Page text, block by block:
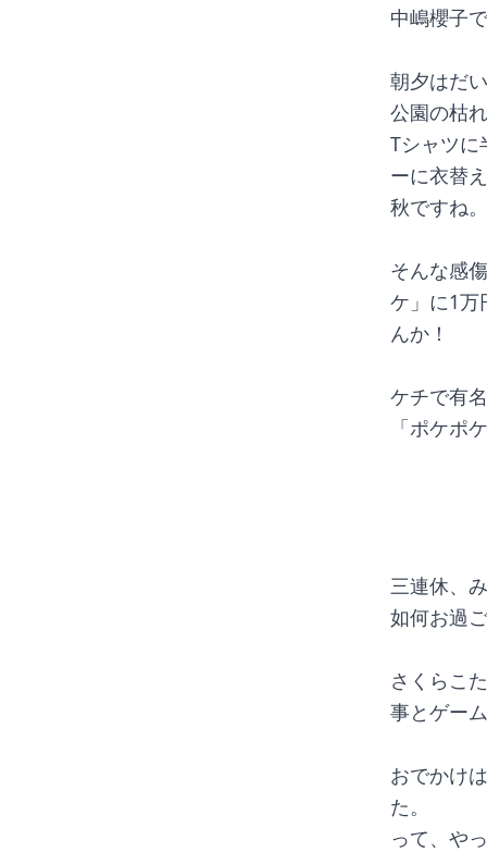
中嶋櫻子
朝夕はだ
公園の枯
Tシャツに
ーに衣替
秋ですね
そんな感
ケ」に1万
んか！
ケチで有
「ポケポ
三連休、
如何お過
さくらこ
事とゲー
おでかけ
た。
って、や